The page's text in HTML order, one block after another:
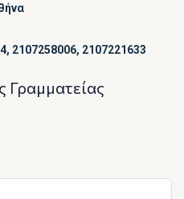
2107258006, 2107221633
Γραμματείας